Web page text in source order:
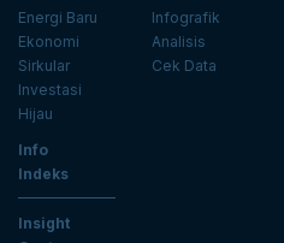
Energi Baru
Ekonomi
Sirkular
Investasi
Hijau
Infografik
Analisis
Cek Data
Info
Indeks
Insight